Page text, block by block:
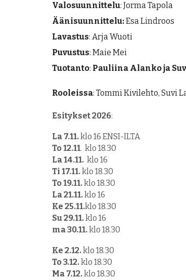
Valosuunnittelu: Jorma Tapola
Äänisuunnittelu:Esa Lindroos
Lavastus: Arja Wuoti
Puvustus: Maie Mei
Tuotanto: Pauliina Alanko ja
Rooleissa: Tommi Kivilehto, Suvi
Esitykset 2026:
La 7.11.klo 16 ENSI-ILTA
To 12.11. klo 18.30
La 14.11. klo 16
Ti 17.11.klo 18.30
To 19.11.klo 18.30
La 21.11.klo 16
Ke 25.11.klo 18.30
Su 29.11.klo 16
ma 30.11.klo 18.30
Ke 2.12.klo 18.30
To 3.12.klo 18.30
Ma 7.12.klo 18.30